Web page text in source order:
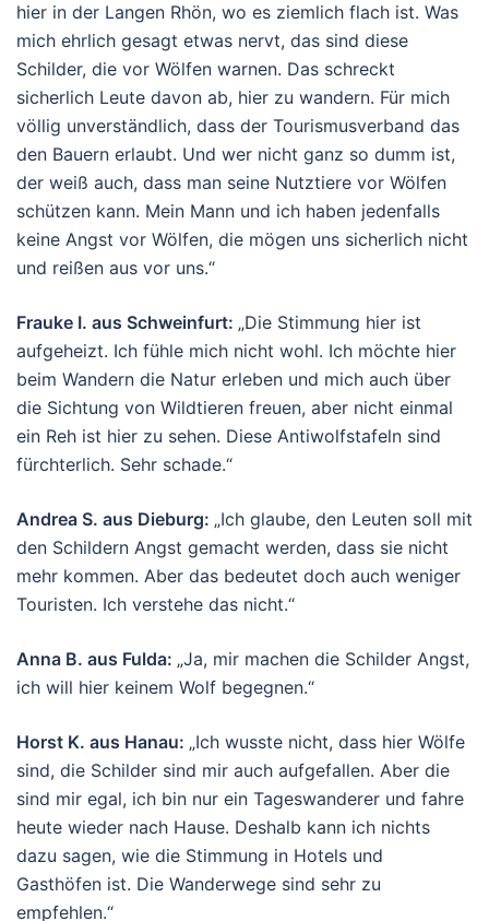
hier in der Langen Rhön, wo es ziemlich flach ist. Was
mich ehrlich gesagt etwas nervt, das sind diese
Schilder, die vor Wölfen warnen. Das schreckt
sicherlich Leute davon ab, hier zu wandern. Für mich
völlig unverständlich, dass der Tourismusverband das
den Bauern erlaubt. Und wer nicht ganz so dumm ist,
der weiß auch, dass man seine Nutztiere vor Wölfen
schützen kann. Mein Mann und ich haben jedenfalls
keine Angst vor Wölfen, die mögen uns sicherlich nicht
und reißen aus vor uns.“
Frauke I. aus Schweinfurt: „Die Stimmung hier ist
aufgeheizt. Ich fühle mich nicht wohl. Ich möchte hier
beim Wandern die Natur erleben und mich auch über
die Sichtung von Wildtieren freuen, aber nicht einmal
ein Reh ist hier zu sehen. Diese Antiwolfstafeln sind
fürchterlich. Sehr schade.“
Andrea S. aus Dieburg: „Ich glaube, den Leuten soll mit
den Schildern Angst gemacht werden, dass sie nicht
mehr kommen. Aber das bedeutet doch auch weniger
Touristen. Ich verstehe das nicht.“
Anna B. aus Fulda: „Ja, mir machen die Schilder Angst,
ich will hier keinem Wolf begegnen.“
Horst K. aus Hanau: „Ich wusste nicht, dass hier Wölfe
sind, die Schilder sind mir auch aufgefallen. Aber die
sind mir egal, ich bin nur ein Tageswanderer und fahre
heute wieder nach Hause. Deshalb kann ich nichts
dazu sagen, wie die Stimmung in Hotels und
Gasthöfen ist. Die Wanderwege sind sehr zu
empfehlen.“